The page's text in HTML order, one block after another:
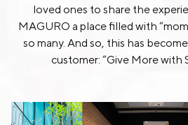
loved ones to share the
MAGURO a place filled with
so many. And so, this has
customer: “Give More with